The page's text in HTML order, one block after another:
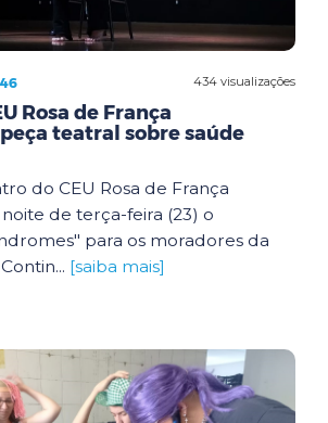
434 visualizações
Rosa de França
teatral sobre saúde
do CEU Rosa de França
de terça-feira (23) o
para os moradores da
[saiba mais]